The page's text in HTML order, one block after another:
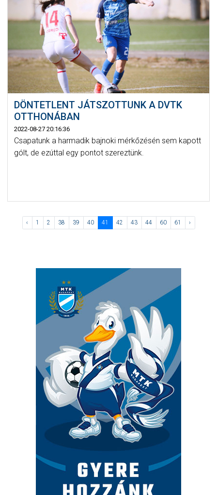
DÖNTETLENT JÁTSZOTTUNK A DVTK
OTTHONÁBAN
2022-08-27 20:16:36
Csapatunk a harmadik bajnoki mérkőzésén sem kapott
gólt, de ezúttal egy pontot szereztünk.
‹ 1 2 38 39 40 41 42 43 44 60 61 ›